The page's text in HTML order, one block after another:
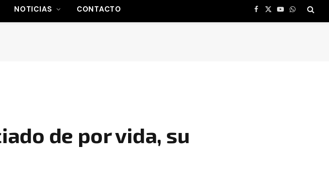
NOTICIAS CONTACTO Facebook
X
(Twitter)
YouTube
WhatsApp
de por vida, su